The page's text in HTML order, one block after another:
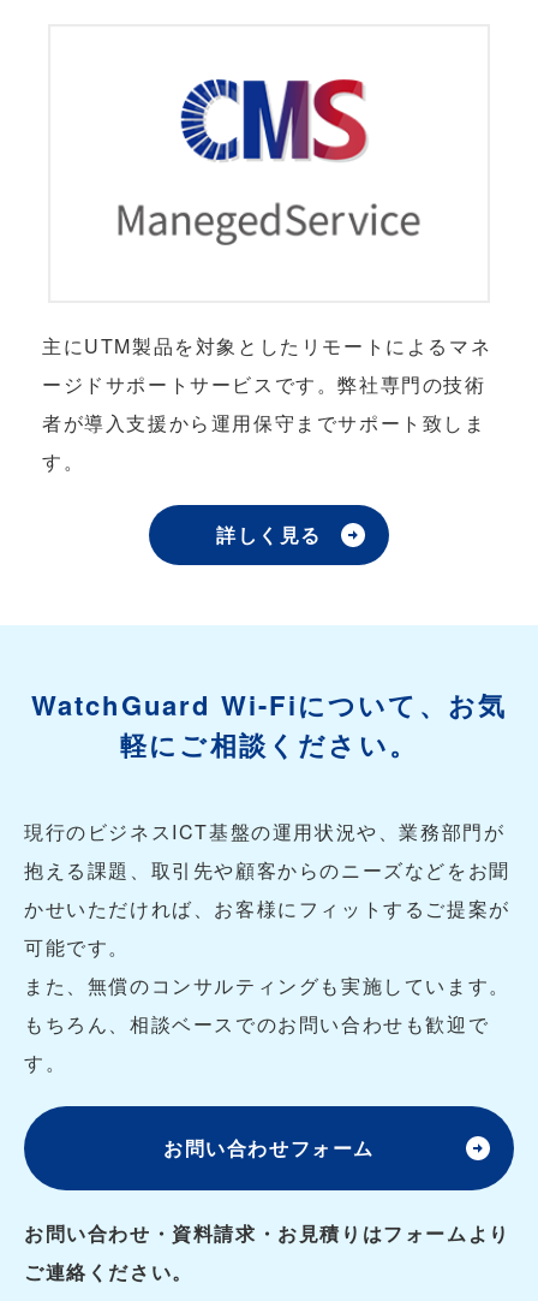
主にUTM製品を対象としたリモートによるマネ
ージドサポートサービスです。弊社専門の技術
者が導入支援から運用保守までサポート致しま
す。
詳しく見る
WatchGuard Wi-Fiについて、お気
軽にご相談ください。
現行のビジネスICT基盤の運用状況や、業務部門が
抱える課題、取引先や顧客からのニーズなどをお聞
かせいただければ、お客様にフィットするご提案が
可能です。
また、無償のコンサルティングも実施しています。
もちろん、相談ベースでのお問い合わせも歓迎で
す。
お問い合わせフォーム
お問い合わせ・資料請求・お見積りはフォームより
ご連絡ください。